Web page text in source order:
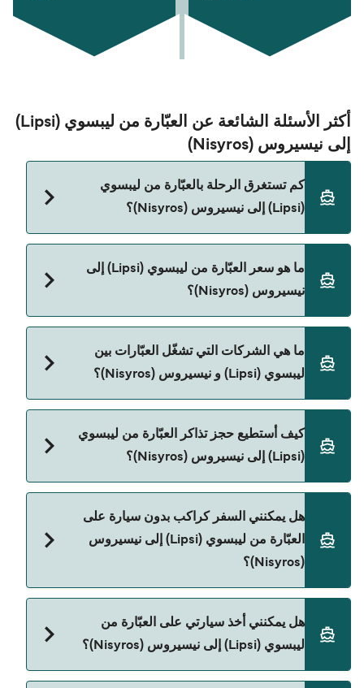
أكثر الأسئلة الشائعة عن العبّارة من ليبسوي (Lipsi)
إلى نيسيروس (Nisyros)
كم تستغرق الرحلة بالعبّارة من ليبسوي
(Lipsi) إلى نيسيروس (Nisyros)؟
(Nisyros) تقريباً 4 ساعات 25 دقائق. مدة الإبحار ممكن
تختلف حسب الموسم والشركة، لذلك ننصحك بمراجعة
الأوقات المباشرة باستخدام Direct Ferries Deal
ما هو سعر العبّارة من ليبسوي (Lipsi) إلى
نيسيروس (Nisyros)؟
ما هي الشركات التي تشغّل العبّارات بين
ليبسوي (Lipsi) و نيسيروس (Nisyros)؟
ليبسوي (Lipsi) إلى نيسيروس (Nisyros).
كيف أستطيع حجز تذاكر العبّارة من ليبسوي
(Lipsi) إلى نيسيروس (Nisyros)؟
صفحة العروض لمعرفة أحدث التخفيضات.
هل يمكنني السفر كراكب بدون سيارة على
العبّارة من ليبسوي (Lipsi) إلى نيسيروس
(Nisyros)؟
نعم، يمكنك السفر كراكب بدون سيارة من ليبسوي
(Lipsi) إلى نيسيروس (Nisyros) مع:
هل يمكنني أخذ سيارتي على العبّارة من
ليبسوي (Lipsi) إلى نيسيروس (Nisyros)؟